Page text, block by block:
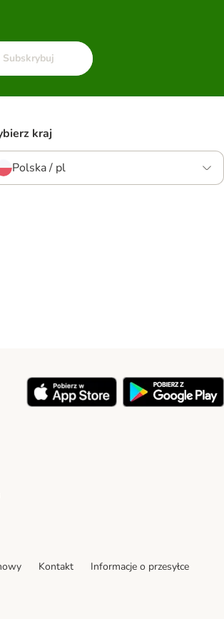
Subskrybuj
kraj
Polska / pl
Kontakt
Informacje o przesyłce